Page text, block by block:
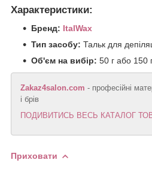
Характеристики:
Бренд: ItalWax
Тип засобу: Тальк для
Об'єм на вибір: 50 г або 150
Zakaz4salon.com - професійні
і брів
ПОДИВИТИСЬ ВЕСЬ КАТАЛОГ
Приховати